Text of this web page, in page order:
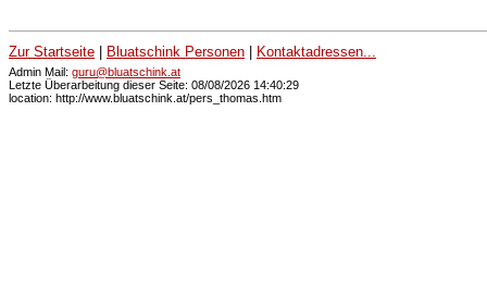
Zur Startseite Bluatschink Personen Kontaktadressen...
Admin Mail: guru@bluatschink.at
Letzte Überarbeitung dieser Seite: 08/08/2026 14:40:29
location: http://www.bluatschink.at/pers_thomas.htm